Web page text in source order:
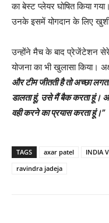
का बेस्ट प्लेयर घोषित किया
उनके इसमें योगदान के लिए
उन्होंने मैच के बाद प्रेजेंटेशन
योजना का भी खुलासा किया।
और टीम जीतती है तो अच्छा
डालता हूं, उसे मैं बैक करता हूं।
वही करने का प्रयास करता हूं।”
TAGS axar patel INDIA
ravindra jadeja